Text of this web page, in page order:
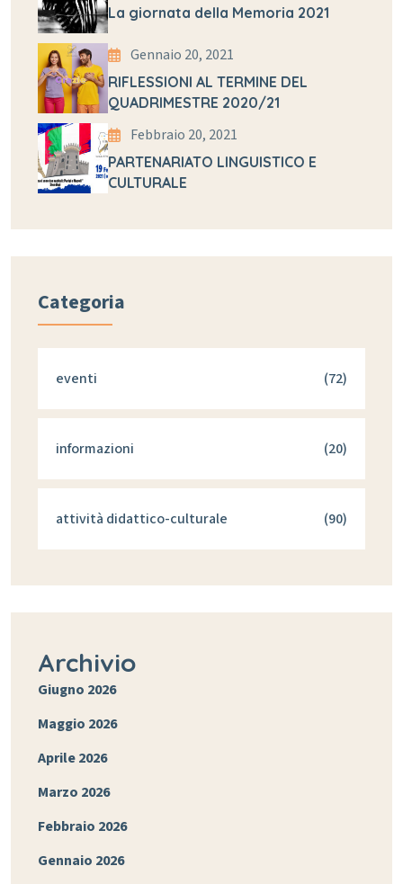
La giornata della Memoria 2021
Gennaio 20, 2021
RIFLESSIONI AL TERMINE DEL
QUADRIMESTRE 2020/21
Febbraio 20, 2021
PARTENARIATO LINGUISTICO E
CULTURALE
Categoria
eventi (72)
informazioni (20)
attività didattico-culturale (90)
Archivio
Giugno 2026
Maggio 2026
Aprile 2026
Marzo 2026
Febbraio 2026
Gennaio 2026